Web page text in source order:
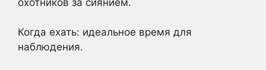
Когда ехать: идеальное время для
наблюдения.